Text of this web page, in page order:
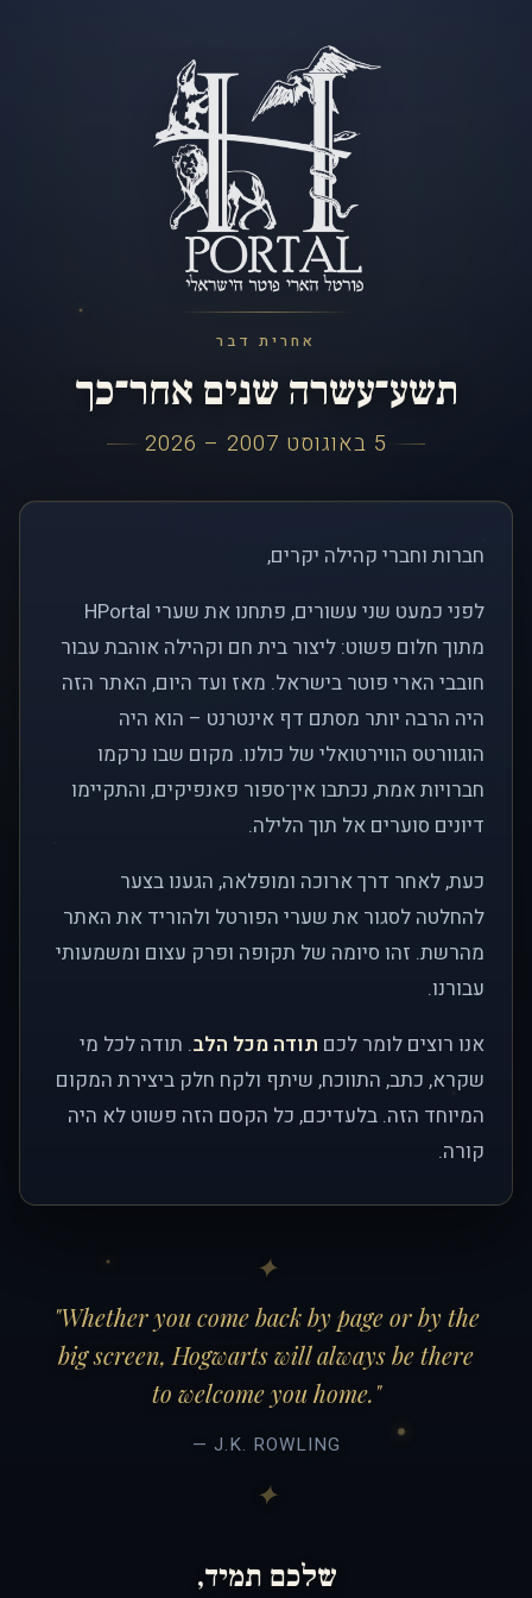
אחרית דבר
תשע־עשרה שנים אחר־כך
5 באוגוסט 2007 – 2026
חברות וחברי קהילה יקרים,
לפני כמעט שני עשורים, פתחנו את שערי HPortal
מתוך חלום פשוט: ליצור בית חם וקהילה אוהבת עבור
חובבי הארי פוטר בישראל. מאז ועד היום, האתר הזה
היה הרבה יותר מסתם דף אינטרנט – הוא היה
הוגוורטס הווירטואלי של כולנו. מקום שבו נרקמו
חברויות אמת, נכתבו אין־ספור פאנפיקים, והתקיימו
דיונים סוערים אל תוך הלילה.
כעת, לאחר דרך ארוכה ומופלאה, הגענו בצער
להחלטה לסגור את שערי הפורטל ולהוריד את האתר
מהרשת. זהו סיומה של תקופה ופרק עצום ומשמעותי
עבורנו.
אנו רוצים לומר לכם תודה מכל הלב. תודה לכל מי
שקרא, כתב, התווכח, שיתף ולקח חלק ביצירת המקום
המיוחד הזה. בלעדיכם, כל הקסם הזה פשוט לא היה
קורה.
"Whether you come back by page or by the
big screen, Hogwarts will always be there
to welcome you home."
— J.K. ROWLING
שלכם תמיד,